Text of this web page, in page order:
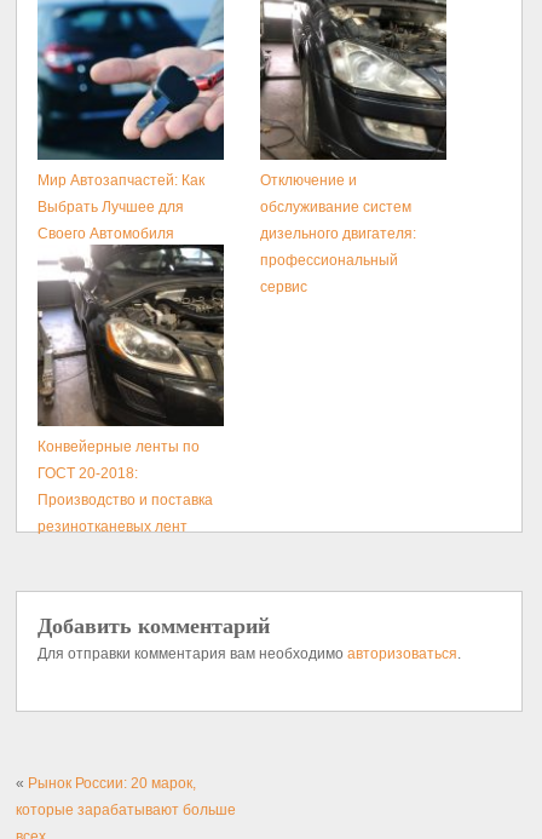
Мир Автозапчастей: Как
Выбрать Лучшее для
Своего Автомобиля
Отключение и
обслуживание систем
дизельного двигателя:
профессиональный
сервис
Конвейерные ленты по
ГОСТ 20-2018:
Производство и поставка
резинотканевых лент
Добавить комментарий
Для отправки комментария вам необходимоавторизоваться
« Рынок России: 20 марок,
которые зарабатывают больше